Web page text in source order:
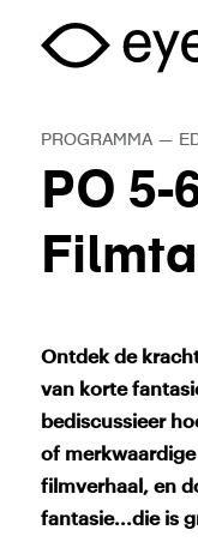
Overslaan
inhoud
gaanPO 5-
PROGRAMMA —
Ontdek de
van korte
bediscussieer
of
filmverhaal, en
fantasie...die is